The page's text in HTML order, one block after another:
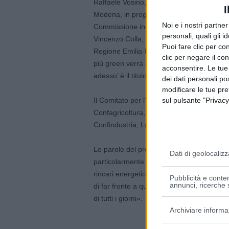
Noi e i nostri
personali, quali gli
Puoi fare clic per
clic per negare il
acconsentire. Le
dei dati personali
modificare le tue
sul pulsante
Dati di
Pubblicità e
annunci, ricerche
Archiviare
Raffaele Vosino, presidente del
Modena, in programma quattro
Commissione industria, commercio,
Vincenzo Colla, assessore allo sviluppo
Regione Emilia-Romagna, tratterà il
più green verrà dato da Alessandra
adesso’ è il titolo dell’ultimo intervento a
Il Comitato per l’imprenditoria giovanile
Confagricoltura, CNA, Cia, Coldiretti,
Confindustria, Lapam Confartigianato e
Le parole del presidente del comitato
particolarmente significativa in questo
rincari energetici sempre più difficili da
di far fronte a quest’emergenza,
di tutti i giorni».